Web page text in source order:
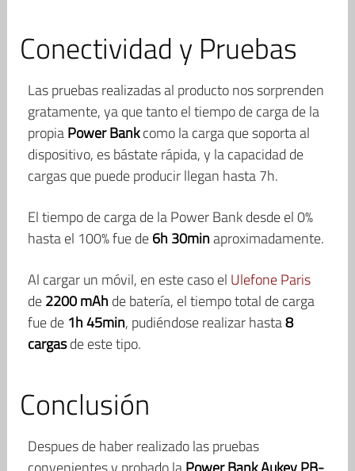
Conectividad y Pruebas
Las pruebas realizadas al producto nos sorprenden
gratamente, ya que tanto el tiempo de carga de la
propiaPower Bankcomo la carga que soporta al
dispositivo, es bástate rápida, y la capacidad de
cargas que puede producir llegan hasta 7h.
El tiempo de carga de la Power Bank desde el 0%
hasta el 100% fue de6h 30minaproximadamente.
Al cargar un móvil, en este caso el Ulefone Paris
de2200 mAh de batería, el tiempo total de carga
fue de 1h 45min, pudiéndose realizar hasta8
cargasde este tipo.
Conclusión
Despues de haber realizado las pruebas